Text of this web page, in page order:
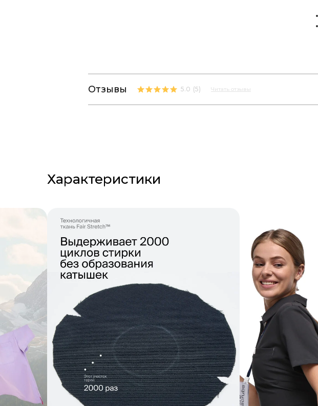
Отзывы 5.0 (5) Читать отзывы
Характеристики